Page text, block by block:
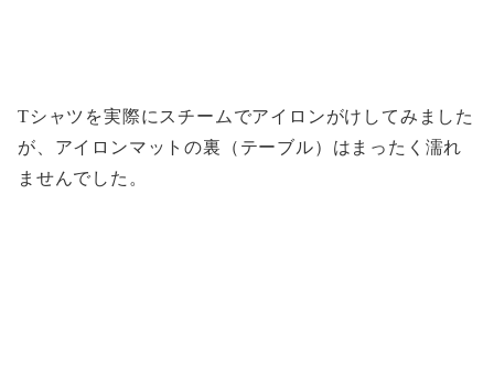
Tシャツを実際にスチームでアイロンがけしてみました
が、アイロンマットの裏（テーブル）はまったく濡れ
ませんでした。